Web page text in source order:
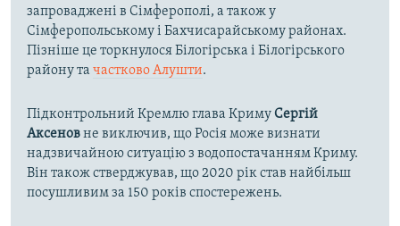
запроваджені в Сімферополі, а також у
Сімферопольському і Бахчисарайському районах.
Пізніше це торкнулося Білогірська і Білогірського
району та частково Алушти.
Підконтрольний Кремлю глава КримуСергій
Аксеновне виключив, що Росія може визнати
надзвичайною ситуацію з водопостачанням Криму.
Він також стверджував, що 2020 рік став найбільш
посушливим за 150 років спостережень.